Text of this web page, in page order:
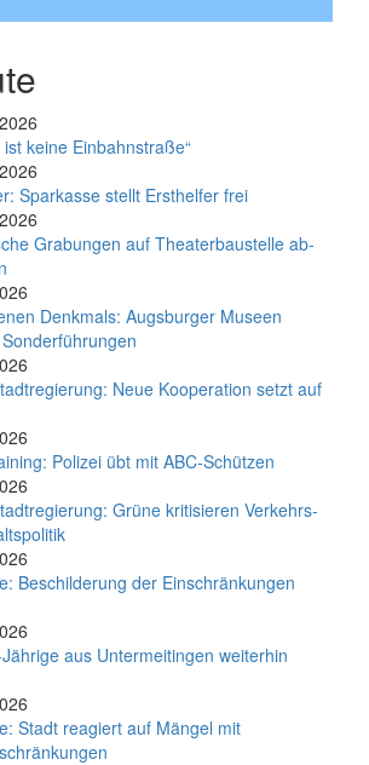
keine Einbahnstraße“
Spar­kas­se stellt Erst­hel­fer frei
Gra­bun­gen auf Thea­ter­bau­stel­le ab­
Denkmals: Augsburger Museen
Neue Kooperation setzt auf
Poli­zei übt mit ABC-Schüt­zen
Grüne kritisieren Verkehrs-
Beschilderung der Einschränkungen
aus Untermeitingen weiterhin
Stadt reagiert auf Mängel mit